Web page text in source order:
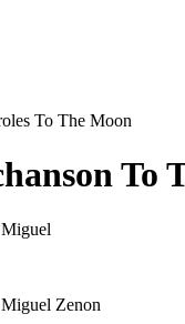
To The Moon
To
Zenon